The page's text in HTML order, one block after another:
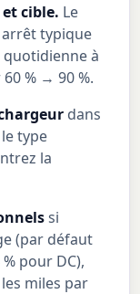
cible. Le
typique
quotidienne à
% → 90 %.
dans
type
la
si
(par défaut
pour DC),
miles par